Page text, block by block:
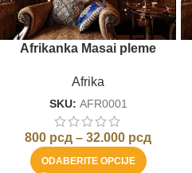
Afrikanka Masai pleme
Afrika
SKU: AFR0001
800 рсд – 32.000 рсд
ODABERITE OPCIJE